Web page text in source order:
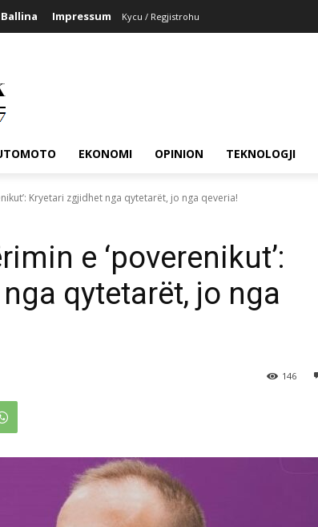
Ballina Impressum Kycu / Regjistrohu
EKONOMI OPINION TEKNOLOGJI
Kryetari zgjidhet nga qytetarët, jo nga qeveria!
e ‘poverenikut’:
qytetarët, jo nga
146